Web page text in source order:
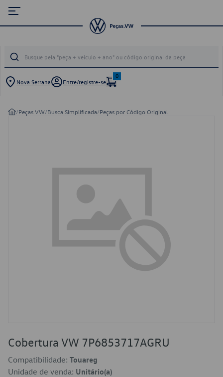
Nova Serrana Entre/registre-se
0
/Peças VW/Busca Simplificada/Peças por Código Original
Cobertura VW 7P6853717AGRU
Compatibilidade: Touareg
Unidade de venda: Unitário(a)